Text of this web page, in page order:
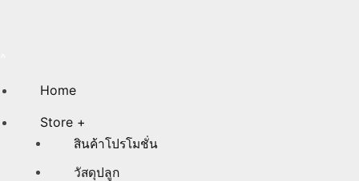
Home
Store +
สินค้าโปรโมชั่น
วัสดุปลูก